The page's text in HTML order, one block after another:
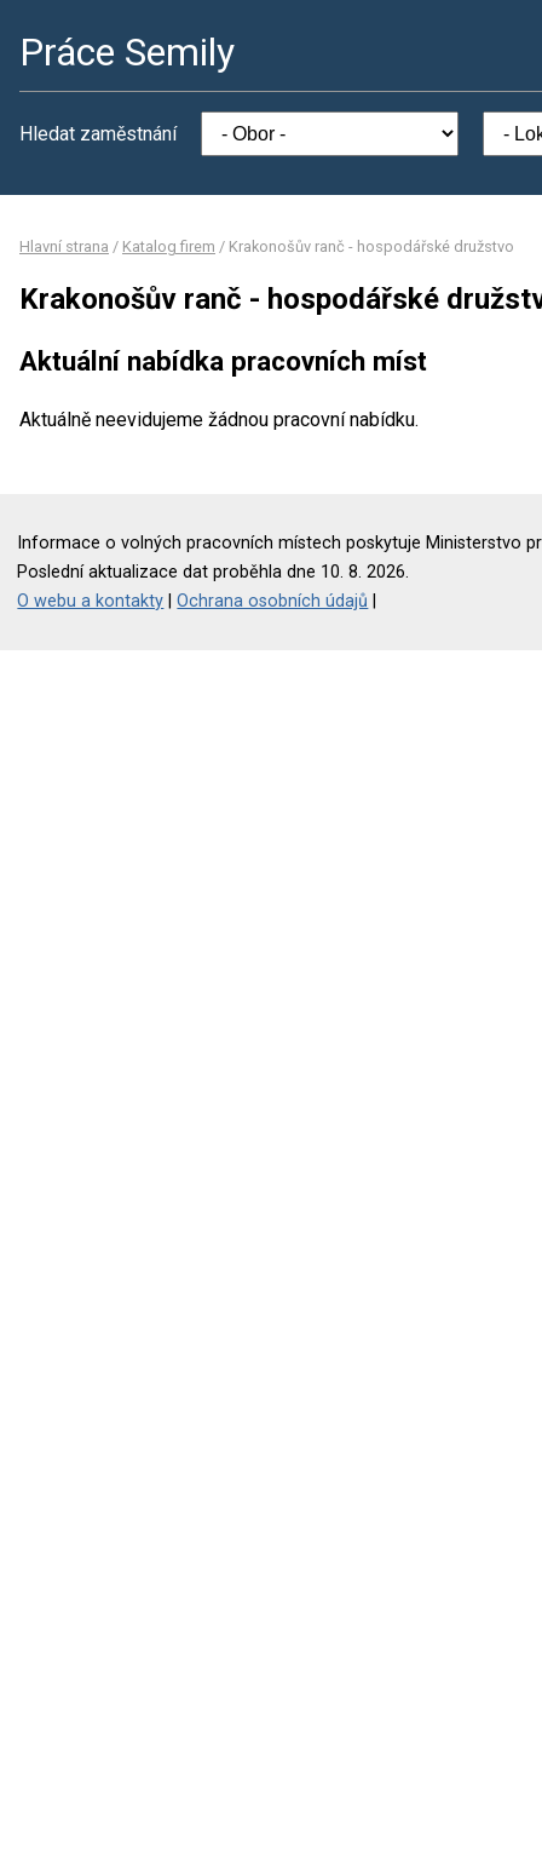
Práce Semily
Hledat zaměstnání
Hlavní strana / Katalog firem / Krakonošův ranč - hospodářské družstvo
Krakonošův ranč - hospodářské
Aktuální nabídka pracovních míst
Aktuálně neevidujeme žádnou pracovní nabídku.
Informace o volných pracovních místech poskytuje Ministerstvo
Poslední aktualizace dat proběhla dne 10. 8. 2026.
O webu a kontakty |Ochrana osobních údajů